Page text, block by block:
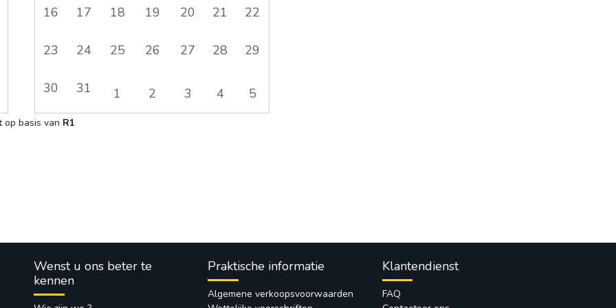
16 17 18 19 20 21 22
23 24 25 26 27 28 29
30 31 1 2 3 4 5
op basis van R1
Wenst u ons beter te
kennen
Praktische informatie
Algemene verkoopsvoorwaarden
Klantendienst
FAQ